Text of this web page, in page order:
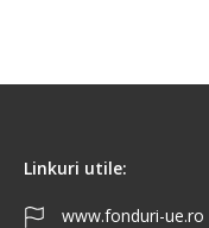
Linkuri utile:
www.fonduri-ue.ro